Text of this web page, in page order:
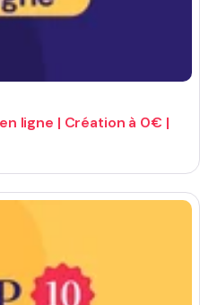
ligne | Création à 0€ |